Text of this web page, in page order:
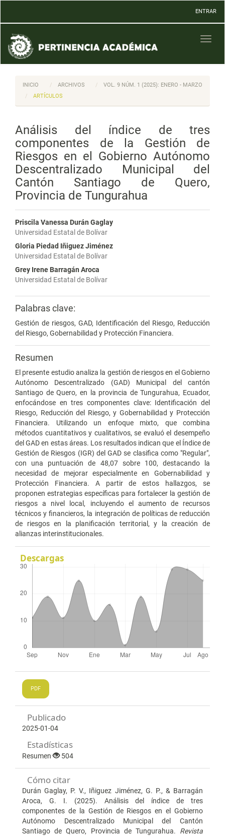
Contenido
principal
Barra
lateral
ENTRAR
INICIO ARCHIVOS
VOL. 9 NÚM. 1 (2025): ENERO - MARZO
ARTÍCULOS
Análisis del índice de tres
componentes de la Gestión de
Riesgos en el Gobierno Autónomo
Descentralizado Municipal del
Cantón Santiago de Quero,
Provincia de Tungurahua
Priscila Vanessa Durán Gaglay
Universidad Estatal de Bolívar
Gloria Piedad Iñiguez Jiménez
Universidad Estatal de Bolívar
Grey Irene Barragán Aroca
Universidad Estatal de Bolívar
Palabras clave:
Gestión de riesgos, GAD, Identificación del Riesgo, Reducción
del Riesgo, Gobernabilidad y Protección Financiera.
Resumen
El presente estudio analiza la gestión de riesgos en el Gobierno
Autónomo Descentralizado (GAD) Municipal del cantón
Santiago de Quero, en la provincia de Tungurahua, Ecuador,
enfocándose en tres componentes clave: Identificación del
Riesgo, Reducción del Riesgo, y Gobernabilidad y Protección
Financiera. Utilizando un enfoque mixto, que combina
métodos cuantitativos y cualitativos, se evaluó el desempeño
del GAD en estas áreas. Los resultados indican que el Índice de
Gestión de Riesgos (IGR) del GAD se clasifica como "Regular",
con una puntuación de 48,07 sobre 100, destacando la
necesidad de mejorar especialmente en Gobernabilidad y
Protección Financiera. A partir de estos hallazgos, se
proponen estrategias específicas para fortalecer la gestión de
riesgos a nivel local, incluyendo el aumento de recursos
técnicos y financieros, la integración de políticas de reducción
de riesgos en la planificación territorial, y la creación de
alianzas interinstitucionales.
Descargas
PDF
Publicado
2025-01-04
Estadísticas
Resumen 504
Cómo citar
Durán Gaglay, P. V., Iñiguez Jiménez, G. P., & Barragán
Aroca, G. I. (2025). Análisis del índice de tres
componentes de la Gestión de Riesgos en el Gobierno
Autónomo Descentralizado Municipal del Cantón
Santiago de Quero, Provincia de Tungurahua. Revista